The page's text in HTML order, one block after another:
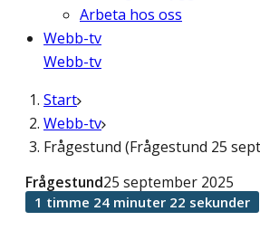
Arbeta hos oss
Webb-tv
Webb-tv
Start
Webb-tv
Frågestund (Frågestund 25
Frågestund25 september 2025
1 timme 24 minuter 22 sekunder